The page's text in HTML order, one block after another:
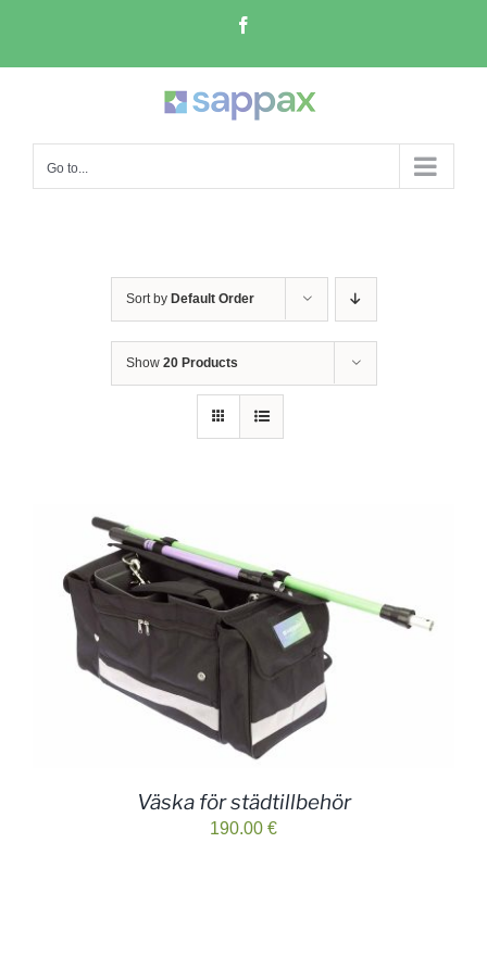
content
Go to...
Sort by Default Order
Show 20 Products
Väska för städtillbehör
190.00 €